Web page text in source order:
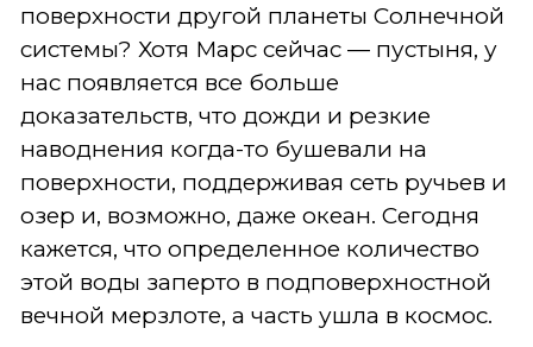
поверхности другой планеты Солнечной
системы? Хотя Марс сейчас — пустыня, у
нас появляется все больше
доказательств, что дожди и резкие
наводнения когда-то бушевали на
поверхности, поддерживая сеть ручьев и
озер и, возможно, даже океан. Сегодня
кажется, что определенное количество
этой воды заперто в подповерхностной
вечной мерзлоте, а часть ушла в космос.